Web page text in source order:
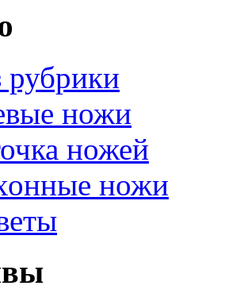
рубрики
ножи
ножей
ножи